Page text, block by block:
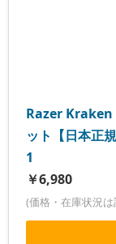
Razer Kraken
ット【日本正
1
￥6,980
(価格・在庫状況